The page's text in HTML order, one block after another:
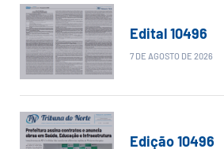
Edital 10496
7 DE AGOSTO DE 2026
Edição 10496